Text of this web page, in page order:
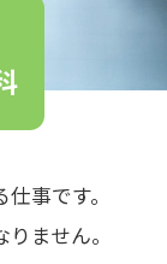
事です。
ません。